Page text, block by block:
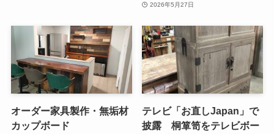
2026年5月27日
オーダー家具製作・無垢材
カップボード
テレビ「お直しJapan」で
披露 桐箪笥をテレビボー